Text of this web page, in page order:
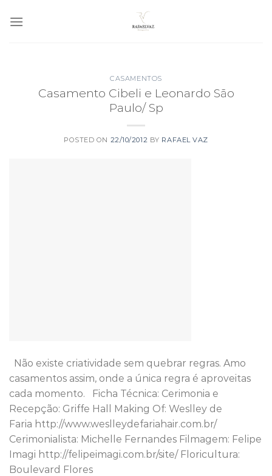
CASAMENTOS
Casamento Cibeli e Leonardo São
Paulo/ Sp
POSTED ON 22/10/2012 BY RAFAEL VAZ
Não existe criatividade sem quebrar regras. Amo
casamentos assim, onde a única regra é aproveitas
cada momento. Ficha Técnica: Cerimonia e
Recepção: Griffe Hall Making Of: Weslley de
Faria http://www.weslleydefariahair.com.br/
Cerimonialista: Michelle Fernandes Filmagem: Felipe
Imagi http://felipeimagi.com.br/site/ Floricultura:
Boulevard Flores